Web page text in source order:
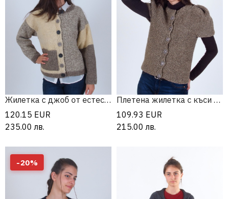
Жилетка с джоб от естествена вълна
120.15 EUR
235.00 лв.
Плетена жилетка с къси буфан ръкави
109.93 EUR
215.00 лв.
-20%